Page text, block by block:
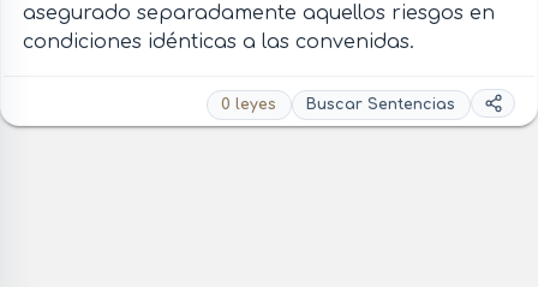
asegurado separadamente aquellos riesgos en
condiciones idénticas a las convenidas.
0 leyes Buscar Sentencias